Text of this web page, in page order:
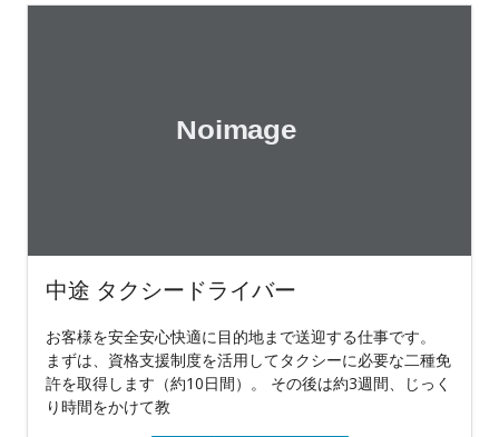
中途 タクシードライバー
お客様を安全安心快適に目的地まで送迎する仕事です。
まずは、資格支援制度を活用してタクシーに必要な二種免
許を取得します（約10日間）。 その後は約3週間、じっく
り時間をかけて教